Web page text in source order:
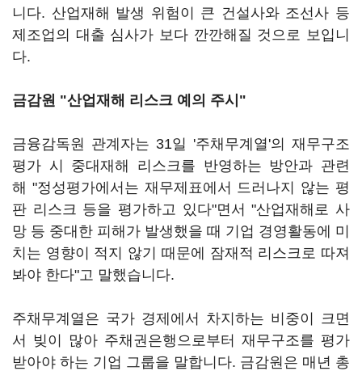
니다. 산업재해 발생 위험이 큰 건설사와 조선사 등
제조업의 대출 심사가 보다 깐깐해질 것으로 보입니
다.
금감원 "산업재해 리스크 예의 주시"
금융감독원 관계자는 31일 '주채무계열'의 재무구조
평가 시 중대재해 리스크를 반영하는 방안과 관련
해 "정성평가에서는 재무제표에서 드러나지 않는 평
판 리스크 등을 평가하고 있다"면서 "산업재해로 사
망 등 중대한 피해가 발생했을 때 기업 경영활동에 미
치는 영향이 적지 않기 때문에 잠재적 리스크로 따져
봐야 한다"고 말했습니다.
주채무계열은 국가 경제에서 차지하는 비중이 크면
서 빚이 많아 주채권은행으로부터 재무구조를 평가
받아야 하는 기업 그룹을 말합니다. 금감원은 매년 총